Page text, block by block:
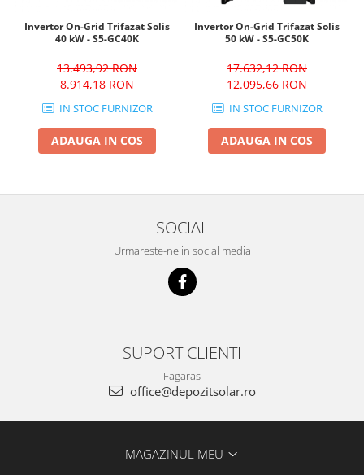
Invertor On-Grid Trifazat Solis
40 kW - S5-GC40K
13.493,92 RON
8.914,18 RON
IN STOC FURNIZOR
ADAUGA IN COS
Invertor On-Grid Trifazat Solis
50 kW - S5-GC50K
17.632,12 RON
12.095,66 RON
IN STOC FURNIZOR
ADAUGA IN COS
SOCIAL
Urmareste-ne in social media
SUPORT CLIENTI
Fagaras
office@depozitsolar.ro
MAGAZINUL MEU